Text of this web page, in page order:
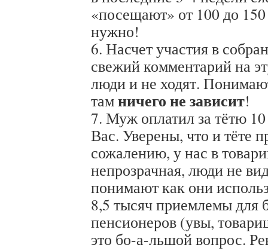
«посещают» от 100 до
нужно!
6. Насчет участия в
свежий комментарий на
люди и не ходят.
тамничего не зависит!
7. Муж оплатил за тётю
Вас. Уверены, что и тёте
сожалению, у нас в
непрозрачная, люди не
понимают как они
8,5 тысяч приемлемы для
пенсионеров (увы,
это бо-а-льшой вопрос.